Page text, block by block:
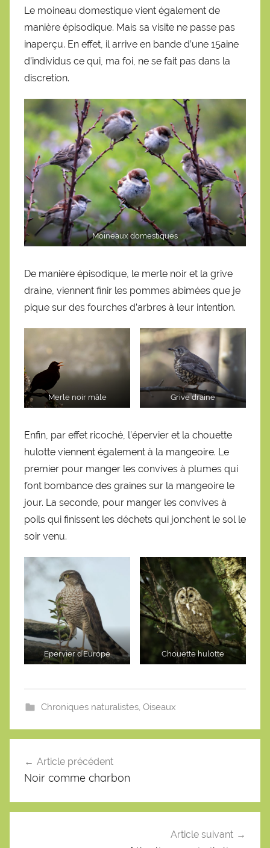
Le moineau domestique vient également de
manière épisodique. Mais sa visite ne passe pas
inaperçu. En effet, il arrive en bande d’une 15aine
d’individus ce qui, ma foi, ne se fait pas dans la
discretion.
Moineaux domestiques
De manière épisodique, le merle noir et la grive
draine, viennent finir les pommes abimées que je
pique sur des fourches d’arbres à leur intention.
Merle noir mâle Grive draine
Enfin, par effet ricoché, l’épervier et la chouette
hulotte viennent également à la mangeoire. Le
premier pour manger les convives à plumes qui
font bombance des graines sur la mangeoire le
jour. La seconde, pour manger les convives à
poils qui finissent les déchets qui jonchent le sol le
soir venu.
Epervier d’Europe Chouette hulotte
Chroniques naturalistes, Oiseaux
l’article
Article précédent
Noir comme charbon
Article suivant